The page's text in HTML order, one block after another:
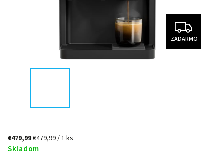
ZADARMO
€479,99€479,99 / 1 ks
Skladom